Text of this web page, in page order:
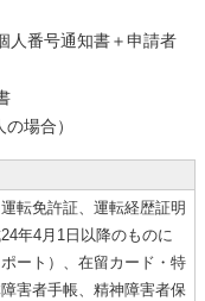
人番号通知書＋申請者
場合）
転免許証、運転経歴証明
年4月1日以降のものに
ート）、在留カード・特
害者手帳、精神障害者保